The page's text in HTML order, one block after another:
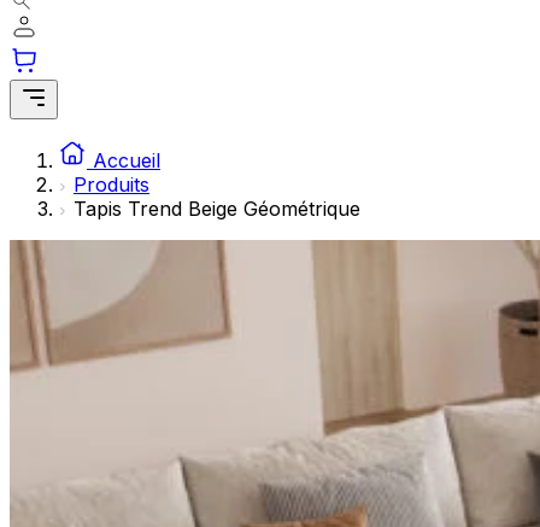
Accueil
Produits
Tapis Trend Beige Géométrique
Les cookies marketing sont utilisés pour suivre les
engageantes pour l'utilisateur individuel et, par
Les cookies non classés sont des cookies qui sont en